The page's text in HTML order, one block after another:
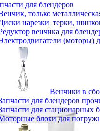
для блендеров
только
нарезки, терки,
венчика для
(моторы)
Венчики в
для блендеров
для стационарных
блоки для